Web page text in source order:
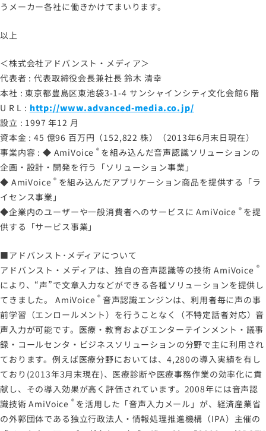
うメーカー各社に働きかけてまいります。
以上
＜株式会社アドバンスト・メディア＞
代表者 : 代表取締役会長兼社長 鈴木 清幸
本社 : 東京都豊島区東池袋3-1-4 サンシャインシティ文化会館6 階
U R L : http://www.advanced-media.co.jp/
設立 : 1997 年12 月
資本金 : 45 億96 百万円（152,822 株）（2013年6月末日現在）
事業内容 : ◆ AmiVoice® を組み込んだ音声認識ソリューションの
企画・設計・開発を行う「ソリューション事業」
◆ AmiVoice® を組み込んだアプリケーション商品を提供する「ラ
イセンス事業」
◆企業内のユーザーや一般消費者へのサービスにAmiVoice ® を提
供する「サービス事業」
■アドバンスト･メディアについて
アドバンスト・メディアは、独自の音声認識等の技術 AmiVoice ®
により、“声”で文章入力などができる各種ソリューションを提供し
てきました。 AmiVoice® 音声認識エンジンは、利用者毎に声の事
前学習（エンロールメント）を行うことなく（不特定話者対応）音
声入力が可能です。医療・教育およびエンターテインメント・議事
録・コールセンタ・ビジネスソリューションの分野で主に利用され
ております。例えば医療分野においては、4,280の導入実績を有し
ており(2013年3月末現在)、医療診断や医療事務作業の効率化に貢
献し、その導入効果が高く評価されています。2008年には音声認
識技術AmiVoice ® を活用した「音声入力メール」が、経済産業省
の外郭団体である独立行政法人・情報処理推進機構（IPA）主催の